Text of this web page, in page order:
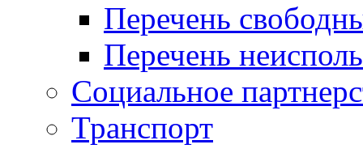
Перечень
Перечень
Социальное
Транспорт